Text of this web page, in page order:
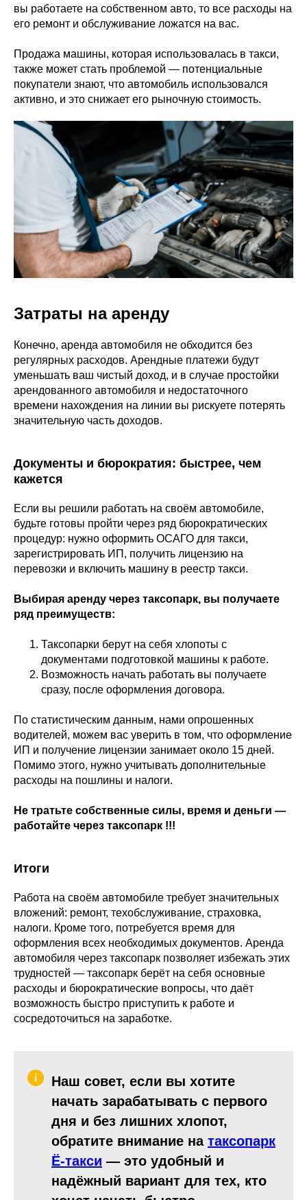
вы работаете на собственном авто, то все расходы на
его ремонт и обслуживание ложатся на вас.
Продажа машины, которая использовалась в такси,
также может стать проблемой — потенциальные
покупатели знают, что автомобиль использовался
активно, и это снижает его рыночную стоимость.
Затраты на аренду
Конечно, аренда автомобиля не обходится без
регулярных расходов. Арендные платежи будут
уменьшать ваш чистый доход, и в случае простойки
арендованного автомобиля и недостаточного
времени нахождения на линии вы рискуете потерять
значительную часть доходов.
Документы и бюрократия: быстрее, чем
кажется
Если вы решили работать на своём автомобиле,
будьте готовы пройти через ряд бюрократических
процедур: нужно оформить ОСАГО для такси,
зарегистрировать ИП, получить лицензию на
перевозки и включить машину в реестр такси.
Выбирая аренду через таксопарк, вы получаете
ряд преимуществ:
Таксопарки берут на себя хлопоты с
документами подготовкой машины к работе.
Возможность начать работать вы получаете
сразу, после оформления договора.
По статистическим данным, нами опрошенных
водителей, можем вас уверить в том, что оформление
ИП и получение лицензии занимает около 15 дней.
Помимо этого, нужно учитывать дополнительные
расходы на пошлины и налоги.
Не тратьте собственные силы, время и деньги —
работайте через таксопарк !!!
Итоги
Работа на своём автомобиле требует значительных
вложений: ремонт, техобслуживание, страховка,
налоги. Кроме того, потребуется время для
оформления всех необходимых документов. Аренда
автомобиля через таксопарк позволяет избежать этих
трудностей — таксопарк берёт на себя основные
расходы и бюрократические вопросы, что даёт
возможность быстро приступить к работе и
сосредоточиться на заработке.
Наш совет, если вы хотите
начать зарабатывать с первого
дня и без лишних хлопот,
обратите внимание на таксопарк
Ё-такси — это удобный и
надёжный вариант для тех, кто